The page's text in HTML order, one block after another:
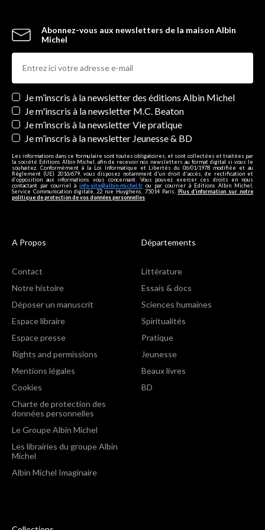
Abonnez-vous aux newsletters de la maison Albin
Michel
Newsletters
Je m’inscris à la newsletter des éditions Albin Michel
Je m'inscris à la newsletter M.C. Beaton
Je m’inscris à la newsletter Vie pratique
Je m’inscris à la newsletter Jeunesse & BD
Les informations dans ce formulaire sont toutes obligatoires, et sont collectées et traitées par
la société Editions Albin Michel, afin de recevoir nos newsletters au format digital si vous le
souhaitez. Conformément à la Loi Informatique et Libertés du 06/01/1978 modifiée et au
Règlement (UE) 2016/679, vous disposez notamment d'un droit d'accès, de rectification et
d’opposition aux informations vous concernant. Vous pouvez exercer ces droits en nous
contactant par courriel à info-site@albin-michel.fr ou par courrier à Editions Albin Michel,
Service Communication digitale, 22 rue Huyghens, 75014 Paris. Plus d’information sur notre
politique de protection de vos données personnelles
A Propos
Contact
Notre histoire
Déposer un manuscrit
Espace libraire
Espace presse
Rights and permissions
Mentions légales
Cookies
Charte de protection des
données personnelles
Le Groupe Albin Michel
Les librairies du groupe Albin
Michel
Albin Michel Imaginaire
Départements
Littérature
Essais & docs
Sciences humaines
Spiritualités
Pratique
Jeunesse
Beaux livres
BD